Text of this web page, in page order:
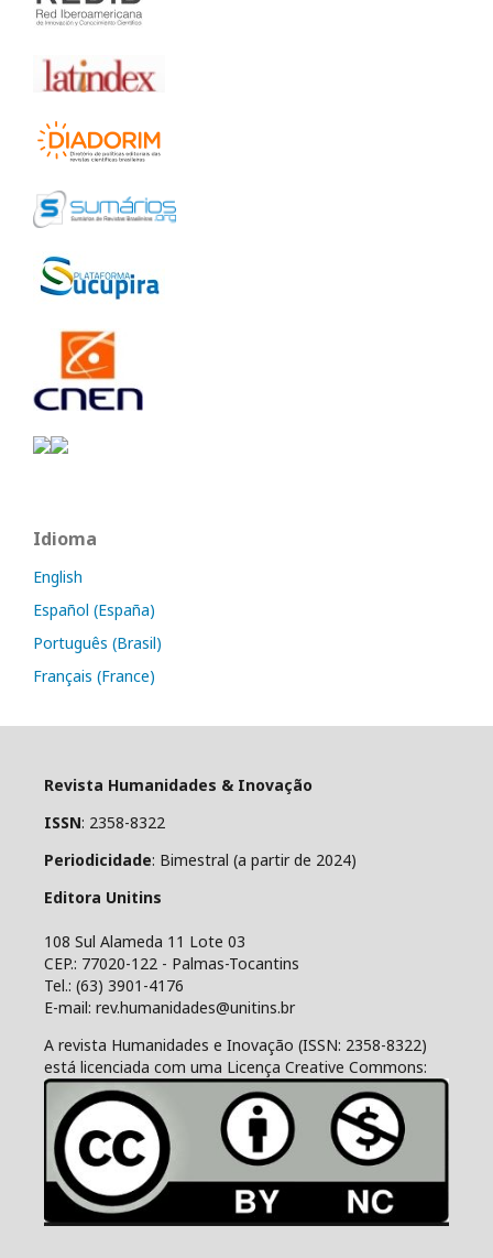
Idioma
English
Español (España)
Português (Brasil)
Français (France)
Revista Humanidades & Inovação
ISSN: 2358-8322
Periodicidade: Bimestral (a partir de 2024)
Editora Unitins
108 Sul Alameda 11 Lote 03
CEP.: 77020-122 - Palmas-Tocantins
Tel.: (63) 3901-4176
E-mail: rev.humanidades@unitins.br
A revista Humanidades e Inovação (ISSN: 2358-8322)
está licenciada com uma Licença Creative Commons: